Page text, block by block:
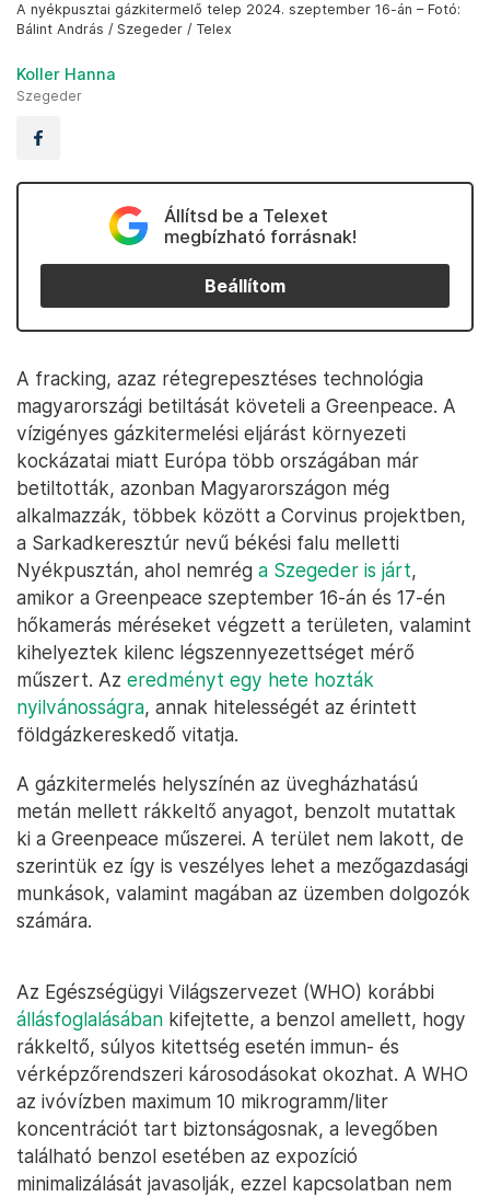
A nyékpusztai gázkitermelő telep 2024. szeptember 16-án – Fotó:
Bálint András / Szegeder / Telex
Koller Hanna
Szegeder
Állítsd be a Telexet
megbízható forrásnak!
Beállítom
A fracking, azaz rétegrepesztéses technológia
magyarországi betiltását követeli a Greenpeace. A
vízigényes gázkitermelési eljárást környezeti
kockázatai miatt Európa több országában már
betiltották, azonban Magyarországon még
alkalmazzák, többek között a Corvinus projektben,
a Sarkadkeresztúr nevű békési falu melletti
Nyékpusztán, ahol nemrég a Szegeder is járt,
amikor a Greenpeace szeptember 16-án és 17-én
hőkamerás méréseket végzett a területen, valamint
kihelyeztek kilenc légszennyezettséget mérő
műszert. Az eredményt egy hete hozták
nyilvánosságra, annak hitelességét az érintett
földgázkereskedő vitatja.
A gázkitermelés helyszínén az üvegházhatású
metán mellett rákkeltő anyagot, benzolt mutattak
ki a Greenpeace műszerei. A terület nem lakott, de
szerintük ez így is veszélyes lehet a mezőgazdasági
munkások, valamint magában az üzemben dolgozók
számára.
Az Egészségügyi Világszervezet (WHO) korábbi
állásfoglalásában kifejtette, a benzol amellett, hogy
rákkeltő, súlyos kitettség esetén immun- és
vérképzőrendszeri károsodásokat okozhat. A WHO
az ivóvízben maximum 10 mikrogramm/liter
koncentrációt tart biztonságosnak, a levegőben
található benzol esetében az expozíció
minimalizálását javasolják, ezzel kapcsolatban nem